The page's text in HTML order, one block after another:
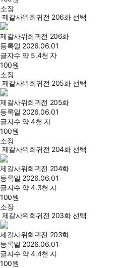
소장
제갈사위회귀전 206화 선택
제갈사위회귀전 206화
등록일 2026.06.01
글자수 약 5.4천 자
100원
소장
제갈사위회귀전 205화 선택
제갈사위회귀전 205화
등록일 2026.06.01
글자수 약 4천 자
100원
소장
제갈사위회귀전 204화 선택
제갈사위회귀전 204화
등록일 2026.06.01
글자수 약 4.3천 자
100원
소장
제갈사위회귀전 203화 선택
제갈사위회귀전 203화
등록일 2026.06.01
글자수 약 4.4천 자
100원